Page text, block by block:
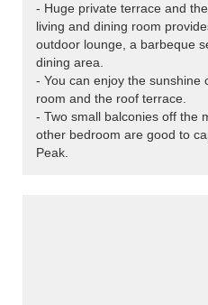
- Huge private terrace and
living and dining room
outdoor lounge, a barbeque
dining area.
- You can enjoy the sunshine
room and the roof terrace.
- Two small balconies off the
other bedroom are good to
Peak.